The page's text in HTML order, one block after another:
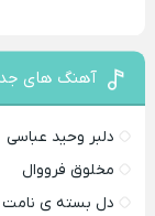
آهنگ های
دلبر وحید عباسی
مخلوق فرووال
دل بسته ی